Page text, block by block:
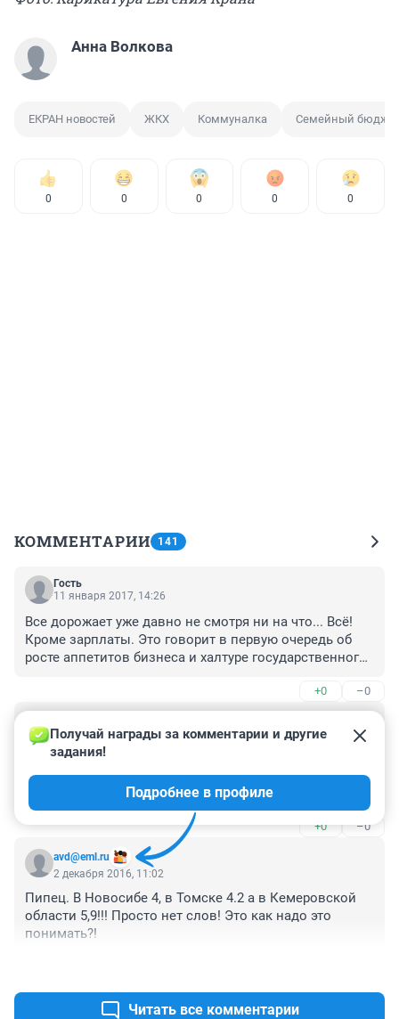
Анна Волкова
ЕКРАН новостей ЖКХ Коммуналка Семейный
0 0 0 0 0
КОММЕНТАРИИ 141
Гость
11 января 2017, 14:26
Все дорожает уже давно не смотря ни на что... Всё!
Кроме зарплаты. Это говорит в первую очередь об
росте аппетитов бизнеса и халтуре государственного
Жадность предпринимательства и халатность
государства к собственным налогоплательщикам
погубит Россию. Люди превращаются в рабов, сводя
концы с концами.
+0 –0
17 декабря 2016, 09:26
Всю жизнь толстомордых
обрабатываем,обслуживаем ихние интересы-им все
За 63года нищенского существования не помню,чтоб
были снижение цен на услуги,товары-.
С 16лет -все работа,37лет северный
стаж(запалярка,приравненный).
Если по совести работать будешь нищим как я,даже
на севере.
Кругом обман.
+0 –0
avd@eml.ru
Получай награды за комментарии и другие
задания!
Подробнее в профиле
2 декабря 2016, 11:02
Пипец. В Новосибе 4, в Томске 4.2 а в Кемеровской
области 5,9!!! Просто нет слов! Это как надо это
понимать?!
Читать все комментарии